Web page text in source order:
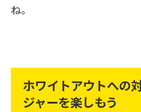
ね。
ホワイトアウトへの
ジャーを楽しもう